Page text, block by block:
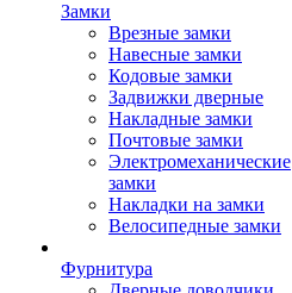
Замки
Врезные замки
Навесные замки
Кодовые замки
Задвижки дверные
Накладные замки
Почтовые замки
Электромеханические
замки
Накладки на замки
Велосипедные замки
Фурнитура